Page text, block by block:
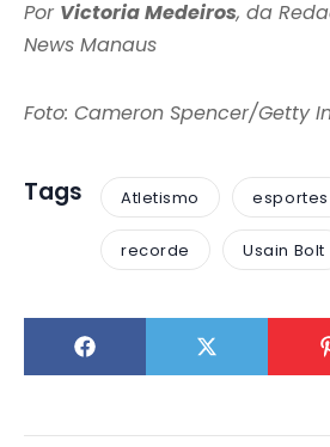
Por Victoria Medeiros, da
News Manaus
Foto: Cameron Spencer/Getty
Tags Atletismo esportes
recorde Usain Bolt